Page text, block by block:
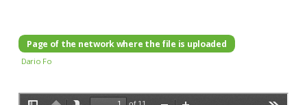
Page of the network where the file is uploaded
Dario Fo